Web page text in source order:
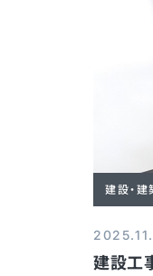
建設・建
建設工